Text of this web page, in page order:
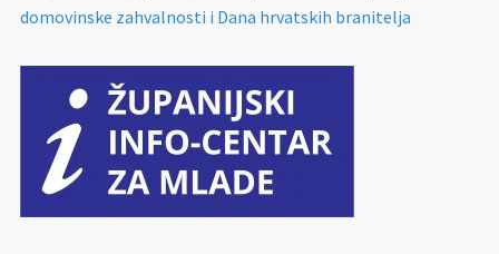
domovinske zahvalnosti i Dana hrvatskih branitelja